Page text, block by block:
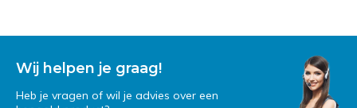
Wij helpen je graag!
Heb je vragen of wil je advies over een